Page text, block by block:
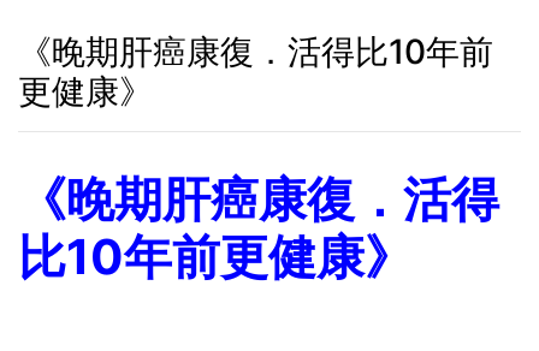
《晚期肝癌康復．活得比10年前
更健康》
《晚期肝癌康復．活得
比10年前更健康》